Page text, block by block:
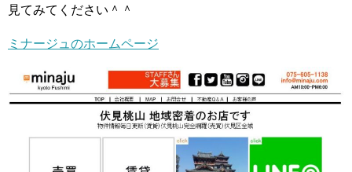
見てみてください＾＾
ミナージュのホームページ